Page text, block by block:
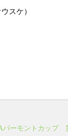
スケ）
バーモントカップ